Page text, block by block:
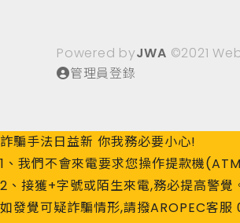
Powered byJWA ©2021
管理員登錄
詐騙手法日益新 你我務必要小心!
1、我們不會來電要求您操作提款機
2、接獲+字號或陌生來電,務必提高警覺
如發覺可疑詐騙情形,請撥AROPEC客